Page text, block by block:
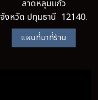
ลาดหลุมแก้ว
จังหวัด ปทุมธานี 12140.
แผนที่มาที่ร้าน